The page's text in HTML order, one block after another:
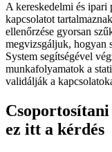
A kereskedelmi és ipari
kapcsolatot
ellenőrzése gyorsan
megvizsgáljuk, hogyan
System segítségével
munkafolyamatok a
validálják a
ez itt a kérdés